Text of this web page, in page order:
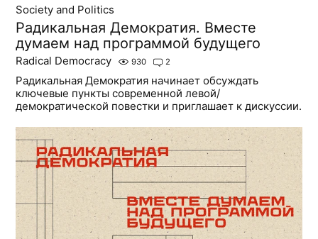
Society and Politics
Радикальная Демократия. Вместе
думаем над программой будущего
Radical Democracy 930 2
Радикальная Демократия начинает обсуждать
ключевые пункты современной левой/
демократической повестки и приглашает к дискуссии.